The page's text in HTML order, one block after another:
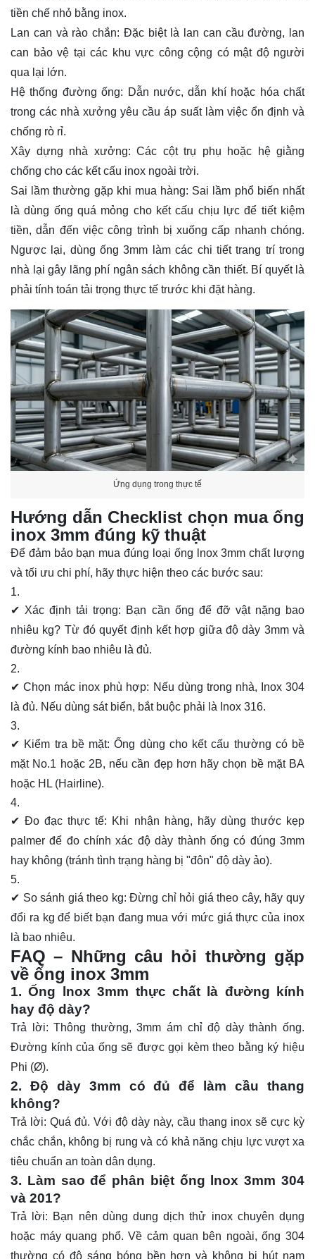
tiền chế nhỏ bằng inox.
Lan can và rào chắn: Đặc biệt là lan can cầu đường, lan
can bảo vệ tại các khu vực công cộng có mật độ người
qua lại lớn.
Hệ thống đường ống: Dẫn nước, dẫn khí hoặc hóa chất
trong các nhà xưởng yêu cầu áp suất làm việc ổn định và
chống rò rỉ.
Xây dựng nhà xưởng: Các cột trụ phụ hoặc hệ giằng
chống cho các kết cấu inox ngoài trời.
Sai lầm thường gặp khi mua hàng: Sai lầm phổ biến nhất
là dùng ống quá mỏng cho kết cấu chịu lực để tiết kiệm
tiền, dẫn đến việc công trình bị xuống cấp nhanh chóng.
Ngược lại, dùng ống 3mm làm các chi tiết trang trí trong
nhà lại gây lãng phí ngân sách không cần thiết. Bí quyết là
phải tính toán tải trọng thực tế trước khi đặt hàng.
Ứng dụng trong thực tế
Hướng dẫn Checklist chọn mua ống
inox 3mm đúng kỹ thuật
Để đảm bảo bạn mua đúng loại ống lnox 3mm chất lượng
và tối ưu chi phí, hãy thực hiện theo các bước sau:
✔ Xác định tải trọng: Bạn cần ống để đỡ vật nặng bao
nhiêu kg? Từ đó quyết định kết hợp giữa độ dày 3mm và
đường kính bao nhiêu là đủ.
✔ Chọn mác inox phù hợp: Nếu dùng trong nhà,
Inox 304
là đủ. Nếu dùng sát biển, bắt buộc phải là Inox 316.
✔ Kiểm tra bề mặt: Ống dùng cho kết cấu thường có bề
mặt No.1 hoặc 2B, nếu cần đẹp hơn hãy chọn bề mặt BA
hoặc HL (Hairline).
✔ Đo đạc thực tế: Khi nhận hàng, hãy dùng thước kẹp
palmer để đo chính xác độ dày thành ống có đúng 3mm
hay không (tránh tình trạng hàng bị "đôn" độ dày ảo).
✔ So sánh giá theo kg: Đừng chỉ hỏi giá theo cây, hãy quy
đổi ra kg để biết bạn đang mua với mức giá thực của inox
là bao nhiêu.
FAQ – Những câu hỏi thường gặp
về ống inox 3mm
1. Ống lnox 3mm thực chất là đường kính
hay độ dày?
Trả lời: Thông thường, 3mm ám chỉ độ dày thành ống.
Đường kính của ống sẽ được gọi kèm theo bằng ký hiệu
Phi (Ø).
2. Độ dày 3mm có đủ để làm cầu thang
không?
Trả lời: Quá đủ. Với độ dày này, cầu thang inox sẽ cực kỳ
chắc chắn, không bị rung và có khả năng chịu lực vượt xa
tiêu chuẩn an toàn dân dụng.
3. Làm sao để phân biệt ống lnox 3mm 304
và 201?
Trả lời: Bạn nên dùng dung dịch thử inox chuyên dụng
hoặc máy quang phổ. Về cảm quan bên ngoài, ống 304
thường có độ sáng bóng bền hơn và không bị hút nam